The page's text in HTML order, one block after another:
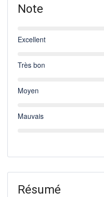
Note
Excellent
Très bon
Moyen
Mauvais
Résumé